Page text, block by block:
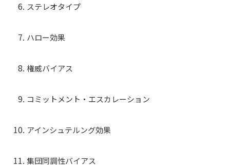
ステレオタイプ
ハロー効果
権威バイアス
コミットメント・エスカレーション
アインシュテルング効果
集団同調性バイアス